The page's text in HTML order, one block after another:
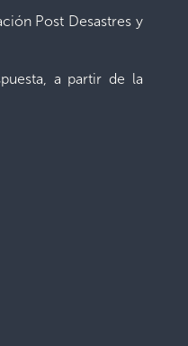
Post Desastres y
a partir de la